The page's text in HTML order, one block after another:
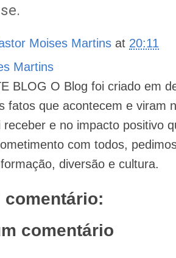
Moises Martins at 20:11
Martins
BLOG O Blog foi criado em
fatos que acontecem e viram
receber e no impacto positivo
com todos,
diversão e cultura.
comentário:
comentário